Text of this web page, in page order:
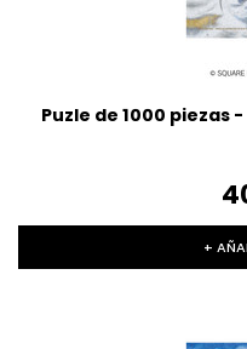
Puzle de 1000 piezas -
+